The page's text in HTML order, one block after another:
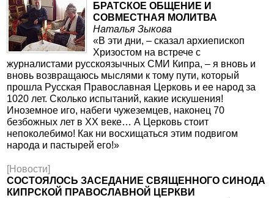
БРАТСКОЕ ОБЩЕНИЕ И
СОВМЕСТНАЯ МОЛИТВА
Наталья Зыкова
«В эти дни, – сказал архиепископ
Хризостом на встрече с
журналистами русскоязычных СМИ Кипра, – я вновь и
вновь возвращаюсь мыслями к тому пути, который
прошла Русская Православная Церковь и ее народ за
1020 лет. Сколько испытаний, какие искушения!
Иноземное иго, набеги чужеземцев, наконец 70
безбожных лет в XX веке… А Церковь стоит
непоколебимо! Как ни восхищаться этим подвигом
народа и пастырей его!»
[Новости]
СОСТОЯЛОСЬ ЗАСЕДАНИЕ СВЯЩЕННОГО СИНОДА
КИПРСКОЙ ПРАВОСЛАВНОЙ ЦЕРКВИ